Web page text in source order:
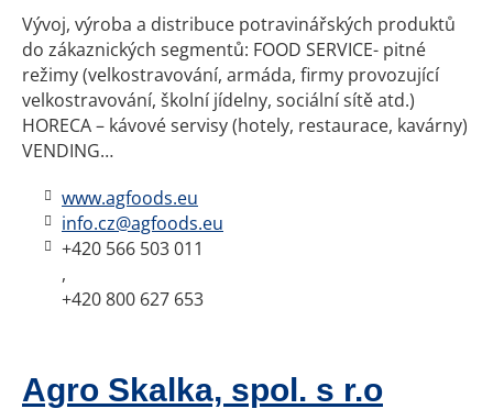
Vývoj, výroba a distribuce potravinářských produktů
do zákaznických segmentů: FOOD SERVICE- pitné
režimy (velkostravování, armáda, firmy provozující
velkostravování, školní jídelny, sociální sítě atd.)
HORECA – kávové servisy (hotely, restaurace, kavárny)
VENDING…
www.agfoods.eu
info.cz@agfoods.eu
+420 566 503 011
,
+420800 627 653
Agro Skalka, spol. s r.o